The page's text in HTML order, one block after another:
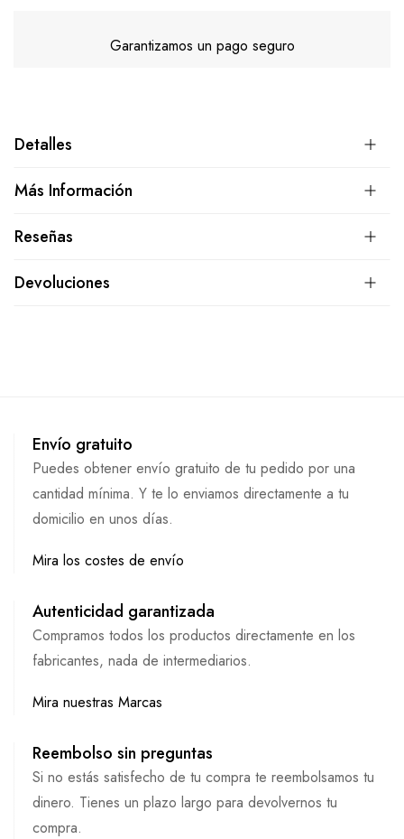
Garantizamos un pago seguro
Detalles
Más Información
Reseñas
Devoluciones
Envío gratuito
Puedes obtener envío gratuito de tu pedido por una
cantidad mínima. Y te lo enviamos directamente a tu
domicilio en unos días.
Mira los costes de envío
Autenticidad garantizada
Compramos todos los productos directamente en los
fabricantes, nada de intermediarios.
Mira nuestras Marcas
Reembolso sin preguntas
Si no estás satisfecho de tu compra te reembolsamos tu
dinero. Tienes un plazo largo para devolvernos tu
compra.